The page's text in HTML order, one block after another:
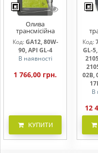
Олива
трансмісійна
AGRISHIFT GA12 5
л
Код:GA12, 80W-
90, API GL-4
В наявності
1 766,00 грн.
КУПИТИ
Код:
GL-
02B,
В
12